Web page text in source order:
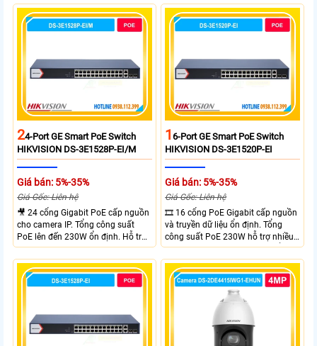
Uplink Ports.
Gigabit và 2 cổng quang SFP mở
rộng linh hoạt. Hỗ trợ truyền PoE
xa tối đa lên đến 300 mét.
24-Port GE Smart PoE Switch
HIKVISION DS-3E1528P-EI/M
Giá bán: 5%-35%
Giá Gốc: Liên hệ
🎥 24 cổng Gigabit PoE cấp nguồn
cho camera IP. Tổng công suất
PoE lên đến 230W ổn định. Hỗ trợ
truyền PoE xa đến 300 mét. Băng
thông chuyển mạch đạt 68 Gbps
mạnh mẽ.
16-Port GE Smart PoE Switch
HIKVISION DS-3E1520P-EI
Giá bán: 5%-35%
Giá Gốc: Liên hệ
🎞 16 cổng PoE Gigabit cấp nguồn
và truyền dữ liệu ổn định. Tổng
công suất PoE 230W hỗ trợ nhiều
thiết bị cùng lúc. Tốc độ chuyển
mạch 68Gbps đảm bảo hiệu suất
cao ổn định. Hỗ trợ truyền PoE xa
lên đến 300m cho hệ thống